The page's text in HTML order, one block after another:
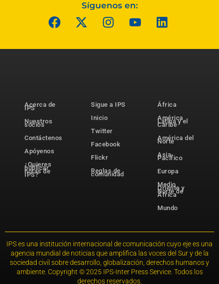
Síguenos en:
Acerca de
IPS
Nuestros
socios
Contáctenos
Apóyenos
¿Quieres
publicar
notas de
IPS?
Sigue a IPS
Inicio
Twitter
Facebook
Flickr
Reglas de
comunidad
África
América
Latina y el
Caribe
América del
Norte
Asia-
Pacífico
Europa
Medio
Oriente y
Norte de
África
Mundo
IPS es una institución internacional de comunicación cuyo eje es una
agencia mundial de noticias que amplifica las voces del Sur y de la
sociedad civil sobre desarrollo, globalización, derechos humanos y
ambiente. Copyright © 2025 IPS-Inter Press Service. Todos los
derechos reservados.